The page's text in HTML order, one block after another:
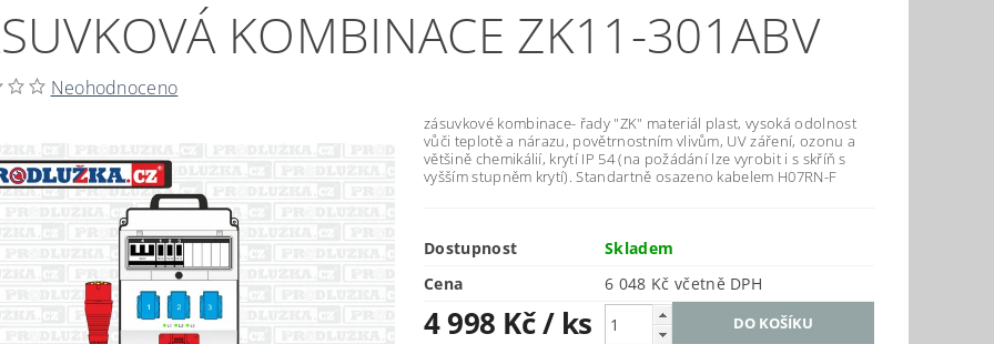
KOMBINACE ZK11-301ABV
Neohodnoceno
zásuvkové kombinace- řady "ZK" materiál plast, vysoká odolnost
vůči teplotě a nárazu, povětrnostním vlivům, UV záření, ozonu a
většině chemikálií, krytí IP 54 (na požádání lze vyrobit i s skříň s
vyšším stupněm krytí). Standartně osazeno kabelem H07RN-F
Dostupnost
Skladem
Cena
6 048 Kč včetně DPH
4 998 Kč/ ks